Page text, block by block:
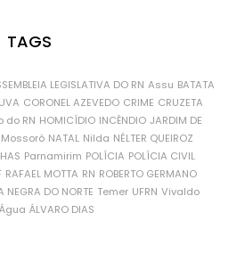
TAGS
LEGISLATIVA DO RN Assu BATATA
CORONEL AZEVEDO CRIME CRUZETA
do RN HOMICÍDIO INCÊNDIO JARDIM DE
Mossoró NATAL Nilda NÉLTER QUEIROZ
Parnamirim POLÍCIA POLÍCIA CIVIL
RAFAEL MOTTA RN ROBERTO GERMANO
NEGRA DO NORTE Temer UFRN Vivaldo
Água ÁLVARO DIAS